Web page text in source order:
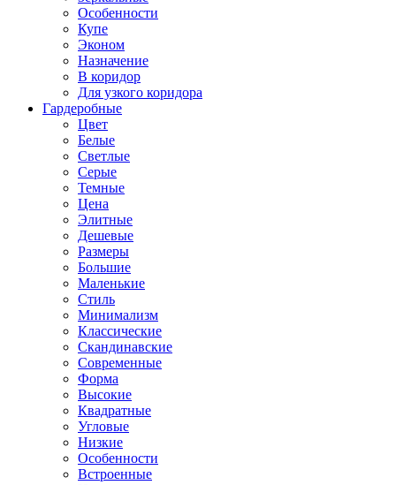
Особенности
Купе
Эконом
Назначение
В коридор
Для узкого коридора
Гардеробные
Цвет
Белые
Светлые
Серые
Темные
Цена
Элитные
Дешевые
Размеры
Большие
Маленькие
Стиль
Минимализм
Классические
Скандинавские
Современные
Форма
Высокие
Квадратные
Угловые
Низкие
Особенности
Встроенные